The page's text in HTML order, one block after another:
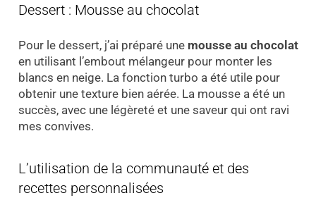
Dessert : Mousse au chocolat
Pour le dessert, j’ai préparé une mousse au chocolat
en utilisant l’embout mélangeur pour monter les
blancs en neige. La fonction turbo a été utile pour
obtenir une texture bien aérée. La mousse a été un
succès, avec une légèreté et une saveur qui ont ravi
mes convives.
L’utilisation de la communauté et des
recettes personnalisées